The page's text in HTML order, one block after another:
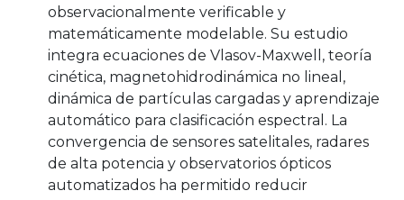
observacionalmente verificable y
matemáticamente modelable. Su estudio
integra ecuaciones de Vlasov-Maxwell, teoría
cinética, magnetohidrodinámica no lineal,
dinámica de partículas cargadas y aprendizaje
automático para clasificación espectral. La
convergencia de sensores satelitales, radares
de alta potencia y observatorios ópticos
automatizados ha permitido reducir